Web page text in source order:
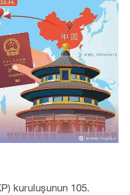
kuruluşunun 105.